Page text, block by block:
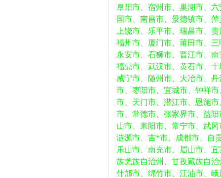
阜阳市、宿州市、巢湖市、
国市、南昌市、景德镇市、
上饶市、乐平市、瑞昌市、
福州市、厦门市、莆田市、
永安市、石狮市、晋江市、
福鼎市、武汉市、黄石市、
咸宁市、随州市、大冶市、
市、枣阳市、宜城市、钟祥
市、天门市、潜江市、恩施
市、常德市、张家界市、益
山市、耒阳市、常宁市、武
涟源市、吉*市、成都市、自
乐山市、南充市、眉山市、
族羌族自治州、甘孜藏族自
什邡市、绵竹市、江油市、